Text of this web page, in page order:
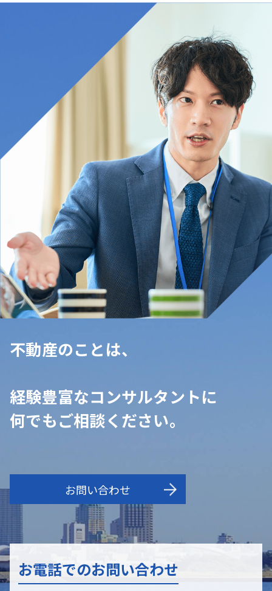
不動産のことは、
経験豊富なコンサルタントに
何でもご相談ください。
お問い合わせ
お電話でのお問い合わせ